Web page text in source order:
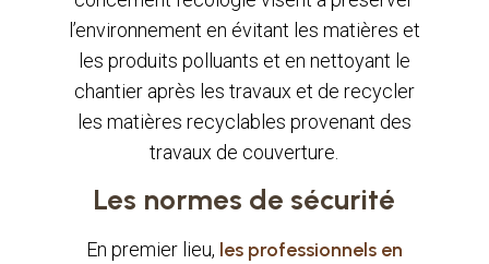
l’environnement en évitant les matières et
les produits polluants et en nettoyant le
chantier après les travaux et de recycler
les matières recyclables provenant des
travaux de couverture.
Les normes de sécurité
En premier lieu, les professionnels en